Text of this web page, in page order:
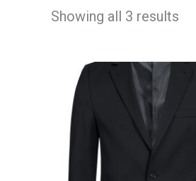
Showing all 3 results